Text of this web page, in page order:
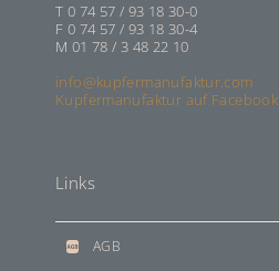
T 0 74 57 / 93 18 30-0
F 0 74 57 / 93 18 30-4
M 01 78 / 3 48 22 10
info@kupfermanufaktur.com
Kupfermanufaktur auf Facebook
Links
AGB